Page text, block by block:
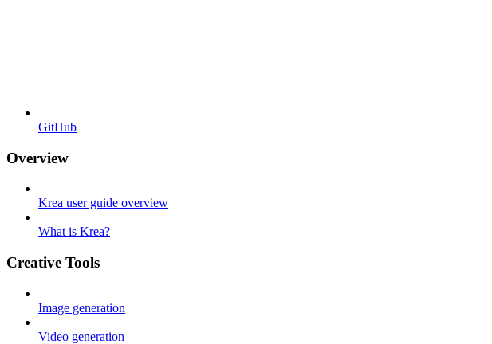
GitHub
Overview
Krea user guide overview
What is Krea?
Creative Tools
Image generation
Video generation